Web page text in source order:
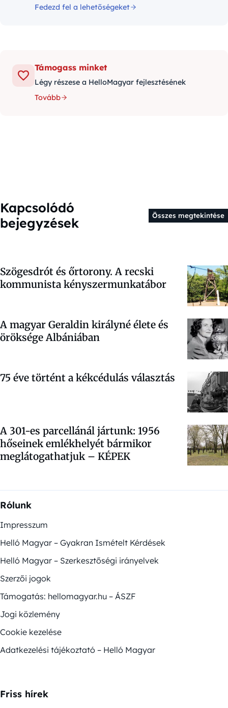
Fedezd fel a lehetőségeket
Támogass minket
Légy részese a HelloMagyar fejlesztésének
Tovább
Kapcsolódó
bejegyzések
Összes megtekintése
Szögesdrót és őrtorony. A recski
kommunista kényszermunkatábor
A magyar Geraldin királyné élete és
öröksége Albániában
75 éve történt a kékcédulás választás
A 301-es parcellánál jártunk: 1956
hőseinek emlékhelyét bármikor
meglátogathatjuk – KÉPEK
Rólunk
Impresszum
Helló Magyar – Gyakran Ismételt Kérdések
Helló Magyar – Szerkesztőségi irányelvek
Szerzői jogok
Támogatás: hellomagyar.hu – ÁSZF
Jogi közlemény
Cookie kezelése
Adatkezelési tájékoztató – Helló Magyar
Friss hírek